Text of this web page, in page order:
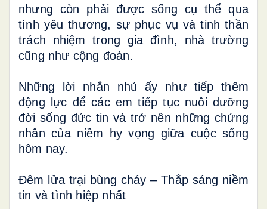
nhưng còn phải được sống cụ thể qua
tình yêu thương, sự phục vụ và tinh thần
trách nhiệm trong gia đình, nhà trường
cũng như cộng đoàn.
Những lời nhắn nhủ ấy như tiếp thêm
động lực để các em tiếp tục nuôi dưỡng
đời sống đức tin và trở nên những chứng
nhân của niềm hy vọng giữa cuộc sống
hôm nay.
Đêm lửa trại bùng cháy – Thắp sáng niềm
tin và tình hiệp nhất